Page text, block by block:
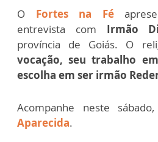
O Fortes na Fé
entrevista com Irmão
província de Goiás. O
vocação, seu trabalho
escolha em ser irmão
Acompanhe neste sábado,
Aparecida.